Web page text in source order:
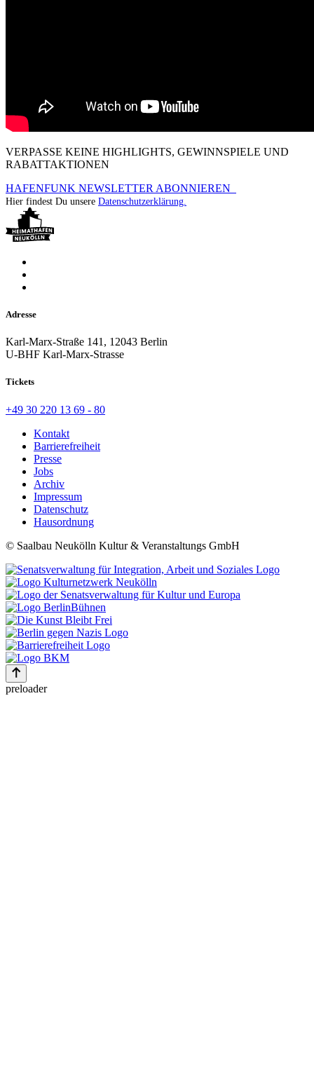
VERPASSE KEINE HIGHLIGHTS, GEWINNSPIELE UND
RABATTAKTIONEN
HAFENFUNK NEWSLETTER ABONNIEREN
Hier findest Du unsere Datenschutzerklärung.
Adresse
Karl-Marx-Straße 141, 12043 Berlin
U-BHF Karl-Marx-Strasse
Tickets
+49 30 220 13 69 - 80
Kontakt
Barrierefreiheit
Presse
Jobs
Archiv
Impressum
Datenschutz
Hausordnung
© Saalbau Neukölln Kultur & Veranstaltungs GmbH
preloader